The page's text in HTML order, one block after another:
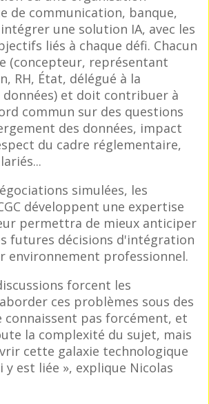
de communication, banque,
une solution IA, avec les
liés à chaque défi. Chacun
(concepteur, représentant
RH, État, délégué à la
et doit contribuer à
commun sur des questions
des données, impact
du cadre réglementaire,
simulées, les
développent une expertise
permettra de mieux anticiper
futures décisions d'intégration
environnement professionnel.
forcent les
ces problèmes sous des
connaissent pas forcément, et
la complexité du sujet, mais
cette galaxie technologique
est liée », explique Nicolas